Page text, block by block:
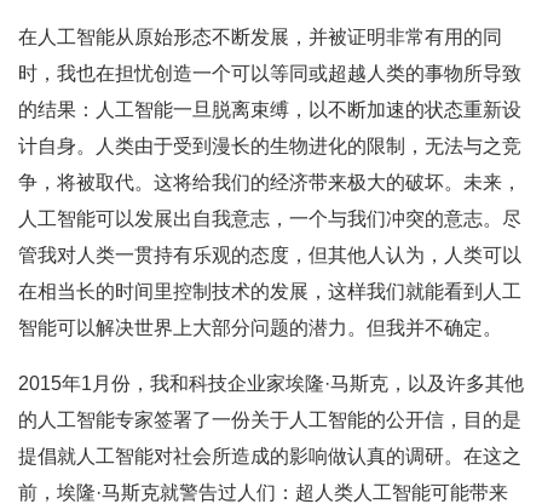
在人工智能从原始形态不断发展，并被证明非常有用的同
时，我也在担忧创造一个可以等同或超越人类的事物所导致
的结果：人工智能一旦脱离束缚，以不断加速的状态重新设
计自身。人类由于受到漫长的生物进化的限制，无法与之竞
争，将被取代。这将给我们的经济带来极大的破坏。未来，
人工智能可以发展出自我意志，一个与我们冲突的意志。尽
管我对人类一贯持有乐观的态度，但其他人认为，人类可以
在相当长的时间里控制技术的发展，这样我们就能看到人工
智能可以解决世界上大部分问题的潜力。但我并不确定。
2015年1月份，我和科技企业家埃隆·马斯克，以及许多其他
的人工智能专家签署了一份关于人工智能的公开信，目的是
提倡就人工智能对社会所造成的影响做认真的调研。在这之
前，埃隆·马斯克就警告过人们：超人类人工智能可能带来